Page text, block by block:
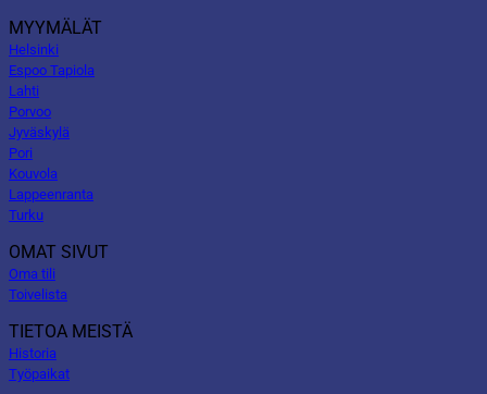
MYYMÄLÄT
Helsinki
Espoo Tapiola
Lahti
Porvoo
Jyväskylä
Pori
Kouvola
Lappeenranta
Turku
OMAT SIVUT
Oma tili
Toivelista
TIETOA MEISTÄ
Historia
Työpaikat